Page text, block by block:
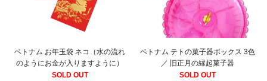
ベトナム お年玉袋 ネコ（水の流れ
のようにお金が入りますように）
SOLD OUT
ベトナム テトの菓子器ボックス 3色
／ 旧正月の縁起菓子器
SOLD OUT